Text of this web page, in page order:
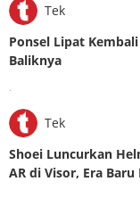
Tek
Ponsel Lipat
Baliknya
.
Tek
Shoei Luncurkan
AR di Visor, Era